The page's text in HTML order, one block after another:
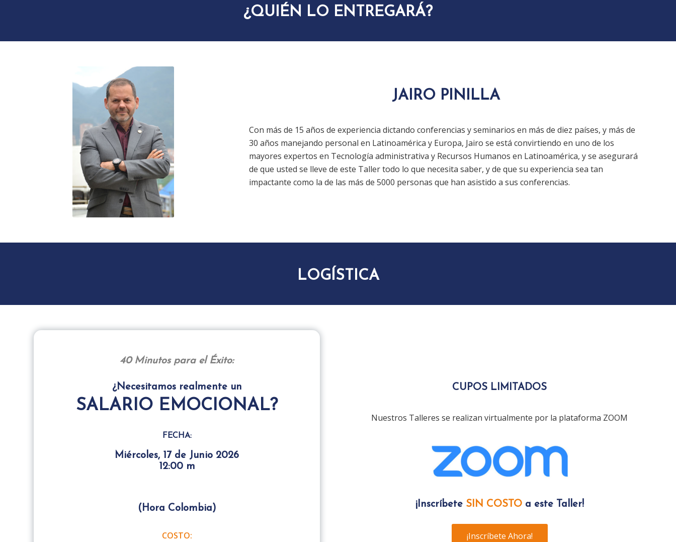
¿QUIÉN LO ENTREGARÁ?
JAIRO PINILLA
Con más de 15 años de experiencia dictando conferencias y seminarios en más de diez países, y más de
30 años manejando personal en Latinoamérica y Europa, Jairo se está convirtiendo en uno de los
mayores expertos en Tecnología administrativa y Recursos Humanos en Latinoamérica, y se asegurará
de que usted se lleve de este Taller todo lo que necesita saber, y de que su experiencia sea tan
impactante como la de las más de 5000 personas que han asistido a sus conferencias.
LOGÍSTICA
40 Minutos para el Éxito:
¿Necesitamos realmente un
SALARIO EMOCIONAL?
FECHA:
Miércoles, 17 de Junio 2026
12:00 m
(Hora Colombia)
COSTO:
CUPOS LIMITADOS
Nuestros Talleres se realizan virtualmente por la plataforma ZOOM
¡Inscríbete SIN COSTOa este Taller!
¡Inscríbete Ahora!